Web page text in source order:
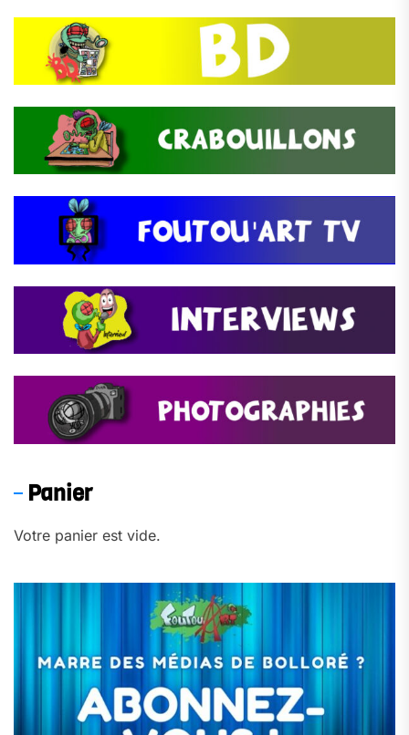
Panier
Votre panier est vide.